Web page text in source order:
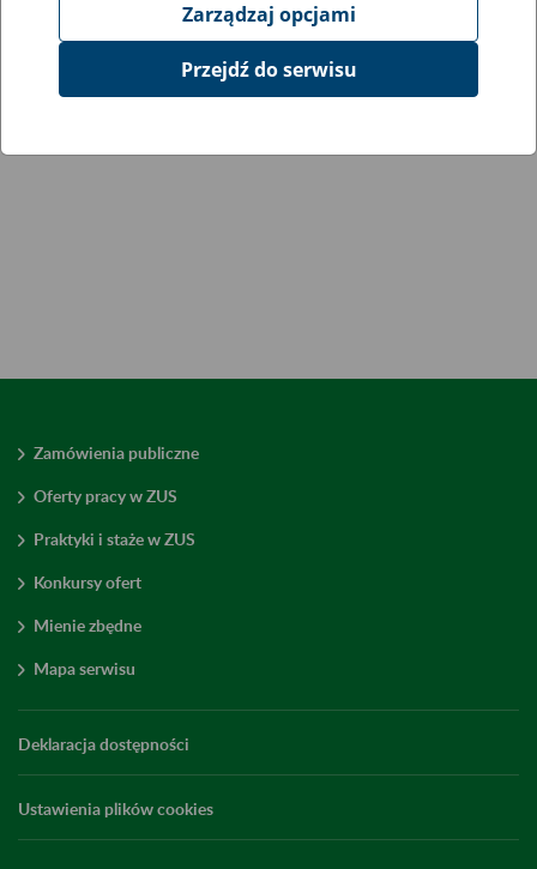
Zamówienia publiczne
Oferty pracy w ZUS
Praktyki i staże w ZUS
Konkursy ofert
Mienie zbędne
Mapa serwisu
Deklaracja dostępności
Ustawienia plików cookies
Zarządzaj opcjami
Przejdź do serwisu